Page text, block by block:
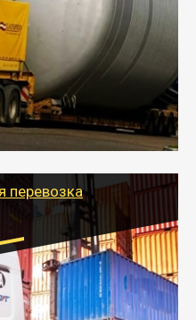
грузов
разрешения на
сроки поможет вам
негабаритные
манипулятором и
оптимальный
перевозка